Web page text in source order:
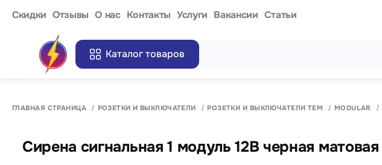
Cкидки Отзывы О нас Контакты Услуги Вакансии Статьи
Каталог товаров
ГЛАВНАЯ СТРАНИЦА РОЗЕТКИ И ВЫКЛЮЧАТЕЛИ РОЗЕТКИ И ВЫКЛЮЧАТЕЛИ ТЕМ MODULAR
Сирена сигнальная 1 модуль 12В черная матовая